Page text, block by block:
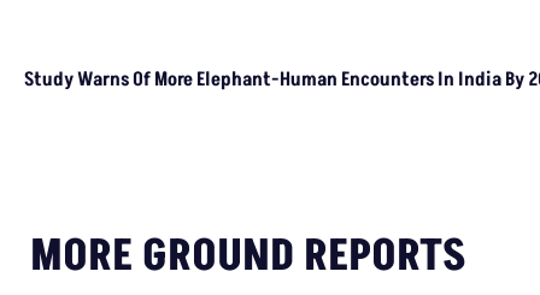
Study Warns Of More
MORE GROUND REPORTS